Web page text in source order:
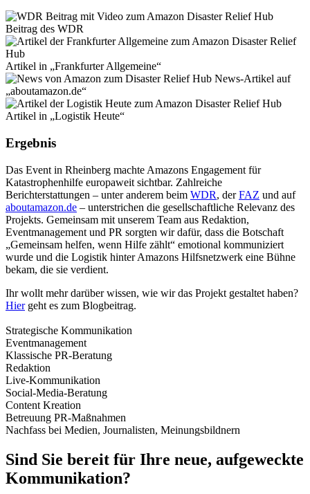
Beitrag des WDR
Artikel in „Frankfurter Allgemeine“
News-Artikel auf
„aboutamazon.de“
Artikel in „Logistik Heute“
Ergebnis
Das Event in Rheinberg machte Amazons Engagement für
Katastrophenhilfe europaweit sichtbar. Zahlreiche
Berichterstattungen – unter anderem beim WDR, derFAZ und auf
aboutamazon.de – unterstrichen die gesellschaftliche Relevanz des
Projekts. Gemeinsam mit unserem Team aus Redaktion,
Eventmanagement und PR sorgten wir dafür, dass die Botschaft
„Gemeinsam helfen, wenn Hilfe zählt“ emotional kommuniziert
wurde und die Logistik hinter Amazons Hilfsnetzwerk eine Bühne
bekam, die sie verdient.
Ihr wollt mehr darüber wissen, wie wir das Projekt gestaltet haben?
Hiergeht es zum Blogbeitrag.
Strategische Kommunikation
Eventmanagement
Klassische PR-Beratung
Redaktion
Live-Kommunikation
Social-Media-Beratung
Content Kreation
Betreuung PR-Maßnahmen
Nachfass bei Medien, Journalisten, Meinungsbildnern
Sind Sie bereit für Ihre neue, aufgeweckte
Kommunikation?